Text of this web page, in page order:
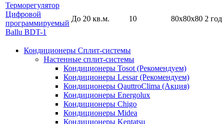
Терморегулятор
Цифровой
программируемый
Ballu BDT-1
До 20 кв.м. 10 80х80х80 2
Кондиционеры Сплит-системы
Настенные сплит-системы
Кондиционеры Tosot (Рекомендуем)
Кондиционеры Lessar (Рекомендуем)
Кондиционеры QauttroClima (Акция)
Кондиционеры Energolux
Кондиционеры Chigo
Кондиционеры Midea
Кондиционеры Kentatsu